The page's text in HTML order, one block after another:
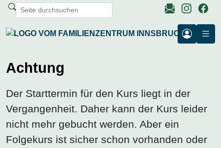
Achtung
Der Starttermin für den Kurs liegt in der
Vergangenheit. Daher kann der Kurs leider
nicht mehr gebucht werden. Aber ein
Folgekurs ist sicher schon vorhanden oder